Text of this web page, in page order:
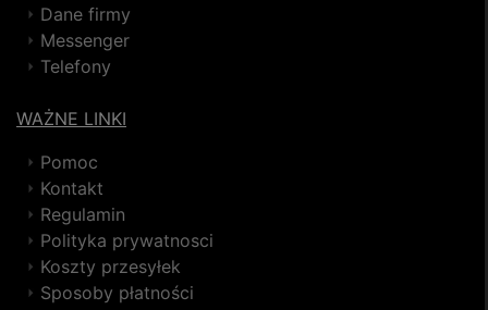
Dane firmy
Messenger
Telefony
WAŻNE LINKI
Pomoc
Kontakt
Regulamin
Polityka prywatnosci
Koszty przesyłek
Sposoby płatności